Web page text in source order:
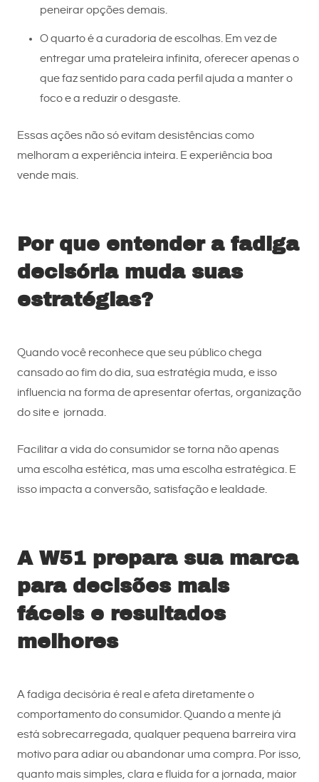
peneirar opções demais.
O quarto é a curadoria de escolhas. Em vez de
entregar uma prateleira infinita, oferecer apenas o
que faz sentido para cada perfil ajuda a manter o
foco e a reduzir o desgaste.
Essas ações não só evitam desistências como
melhoram a experiência inteira. E experiência boa
vende mais.
Por que entender a fadiga
decisória muda suas
estratégias?
Quando você reconhece que seu público chega
cansado ao fim do dia, sua estratégia muda, e isso
influencia na forma de apresentar ofertas, organização
do site e jornada.
Facilitar a vida do consumidor se torna não apenas
uma escolha estética, mas uma escolha estratégica. E
isso impacta a conversão, satisfação e lealdade.
A W51 prepara sua marca
para decisões mais
fáceis e resultados
melhores
A fadiga decisória é real e afeta diretamente o
comportamento do consumidor. Quando a mente já
está sobrecarregada, qualquer pequena barreira vira
motivo para adiar ou abandonar uma compra. Por isso,
quanto mais simples, clara e fluida for a jornada, maior